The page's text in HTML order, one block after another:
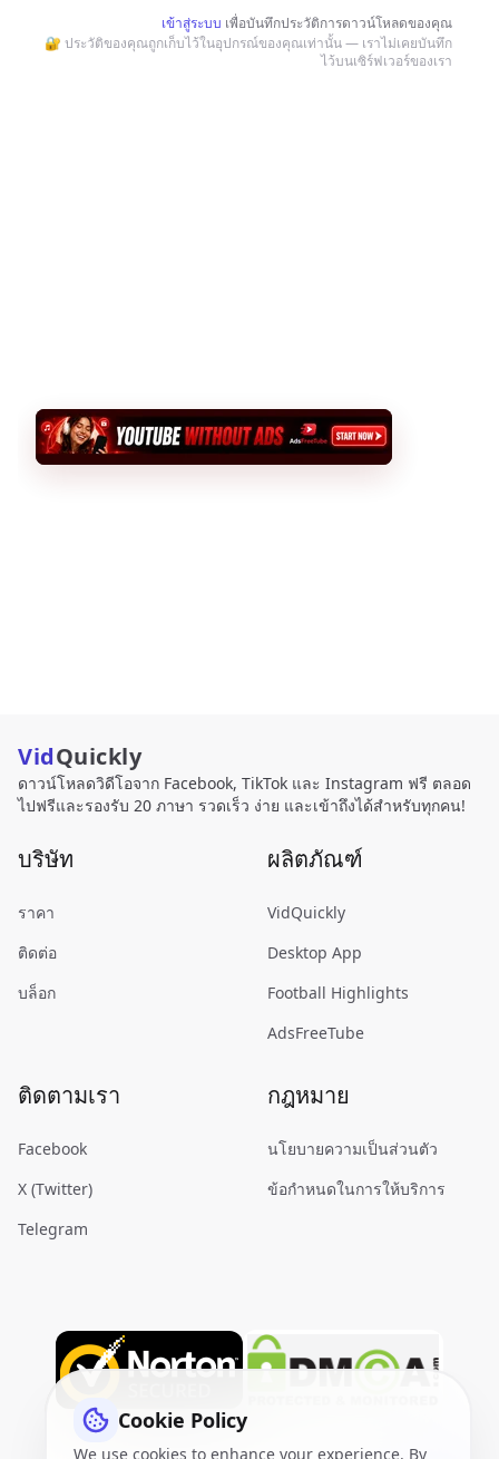
เข้าสู่ระบบ เพื่อบันทึกประวัติการดาวน์โหลดของคุณ
🔐 ประวัติของคุณถูกเก็บไว้ในอุปกรณ์ของคุณเท่านั้น — เราไม่เคยบันทึก
ไว้บนเซิร์ฟเวอร์ของเรา
VidQuickly
ดาวน์โหลดวิดีโอจาก Facebook, TikTok และ Instagram ฟรี ตลอด
ไปฟรีและรองรับ 20 ภาษา รวดเร็ว ง่าย และเข้าถึงได้สำหรับทุกคน!
บริษัท
ราคา
ติดต่อ
บล็อก
ผลิตภัณฑ์
VidQuickly
Desktop App
Football Highlights
AdsFreeTube
ติดตามเรา
Facebook
X (Twitter)
Telegram
กฎหมาย
นโยบายความเป็นส่วนตัว
ข้อกำหนดในการให้บริการ
Cookie Policy
We use cookies to enhance your experience. By